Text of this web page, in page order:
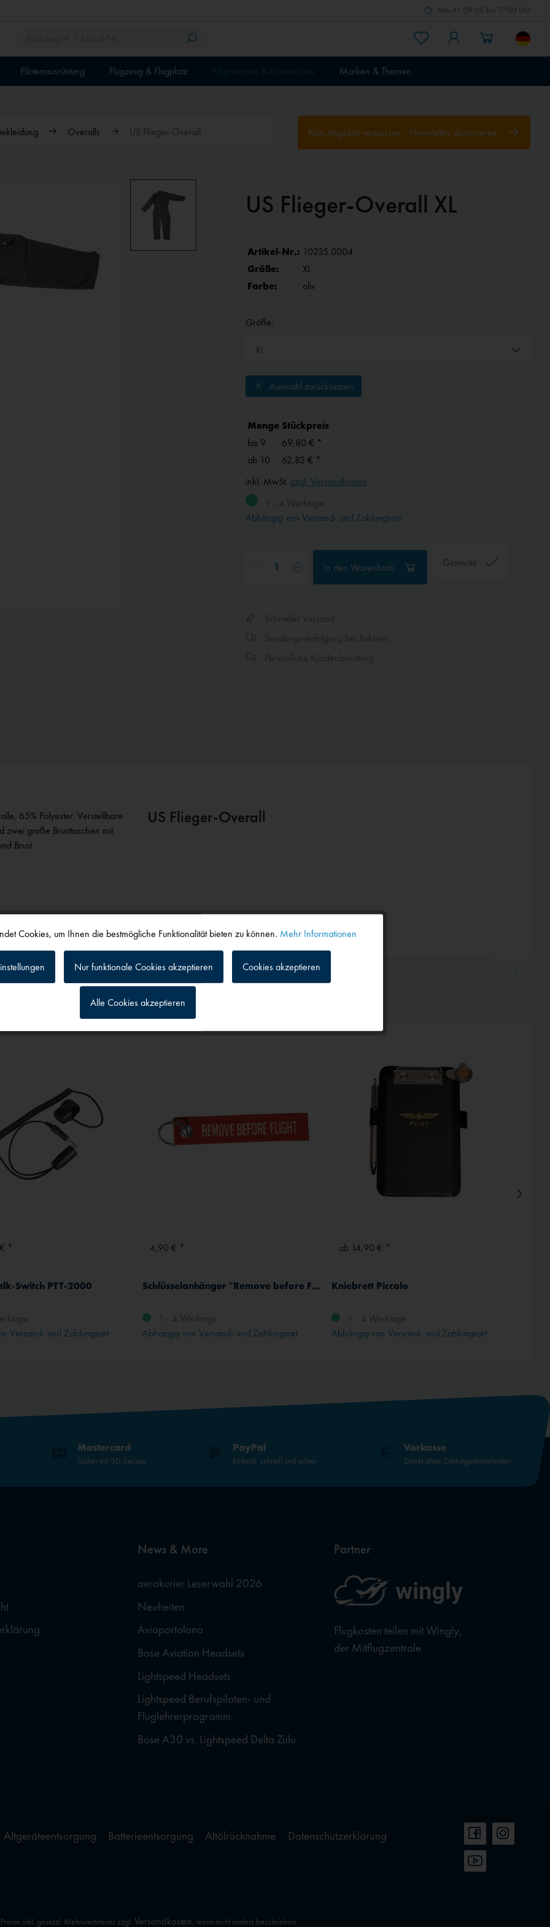
Mo.-Fr. 09:00 bis 17:00 Uhr
Pilotenausrüstung Flugzeug & Flugplatz Marken & Themen
Overalls US Flieger-Overall Kein Angebot verpassen - Newsletter abonnieren
US Flieger-Overall XL
Artikel-Nr.: 10235.0004
Größe:
XL
Farbe:
oliv
Größe:
Auswahl zurücksetzen
Menge Stückpreis
bis 9
69,80 € *
ab 10
62,82 € *
inkl. MwSt. zzgl. Versandkosten
Abhängig von Versand- und Zahlungsart
In den Warenkorb Gemerkt
65% Polyester. Verstellbare
zwei große Brusttaschen mit
Brust.
US Flieger-Overall
angesehen
*
Switch PTT-2000
Versand- und Zahlungsart
4,90 € *
Schlüsselanhänger "Remove before Flight"
1 - 4 Werktage
Abhängig von Versand- und Zahlungsart
ab 14,90 € *
Kniebrett Piccolo
1 - 4 Werktage
Abhängig von Versand- und Zahlungsart
Mastercard
Sicher mit 3D-Secure
PayPal
Einfach, schnell und sicher
Vorkasse
Direkt ohne Zahlungsdienstleister
News & More
aerokurier Leserwahl 2026
Neuheiten
Avioportolano
Bose Aviation Headsets
Lightspeed Headsets
Lightspeed Berufspiloten- und
Fluglehrerprogramm
Bose A30 vs. Lightspeed Delta Zulu
Partner
Flugkosten teilen mit Wingly,
der Mitflugzentrale
Altgeräteentsorgung Batterieentsorgung Altölrücknahme
Datenschutzerklärung
inkl. gesetzl. Mehrwertsteuer zzgl. Versandkosten, wenn nicht anders beschrieben
Inaktiv
Cookies, um Ihnen die bestmögliche Funktionalität bieten zu können. Mehr Informationen
Nur funktionale Cookies akzeptieren Cookies akzeptieren
Alle Cookies akzeptieren